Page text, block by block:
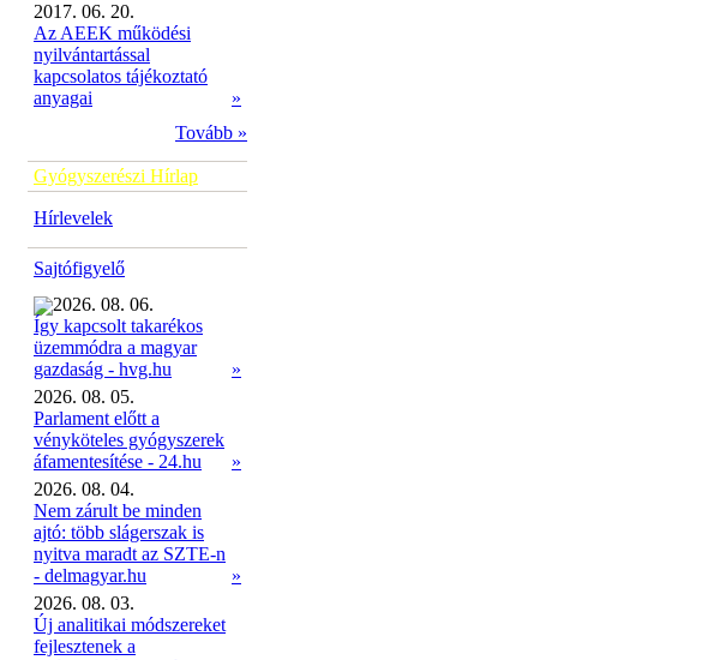
2017. 06. 20.
Az AEEK működési
nyilvántartással
kapcsolatos tájékoztató
anyagai
»
Tovább »
Gyógyszerészi Hírlap
Hírlevelek
Sajtófigyelő
2026. 08. 06.
Így kapcsolt takarékos
üzemmódra a magyar
gazdaság - hvg.hu
»
2026. 08. 05.
Parlament előtt a
vényköteles gyógyszerek
áfamentesítése - 24.hu
»
2026. 08. 04.
Nem zárult be minden
ajtó: több slágerszak is
nyitva maradt az SZTE-n
- delmagyar.hu
»
2026. 08. 03.
Új analitikai módszereket
fejlesztenek a